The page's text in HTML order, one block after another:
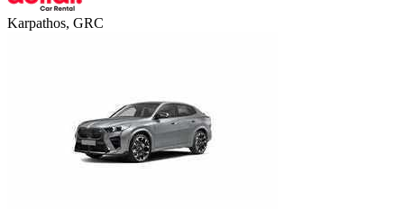
Karpathos, GRC